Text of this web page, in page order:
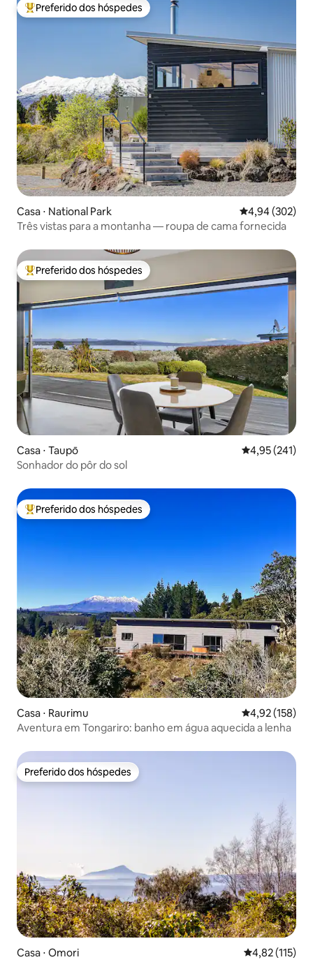
Entre os melhores preferidos dos hóspedes
Preferido dos hóspedes
Casa ⋅ National Park 4,94 de uma
4,94 (302)
Três vistas para a montanha — roupa de cama fornecida
Entre os melhores preferidos dos hóspedes
Preferido dos hóspedes
Casa ⋅ Taupō 4,95 de uma
4,95 (241)
Sonhador do pôr do sol
Entre os melhores preferidos dos hóspedes
Preferido dos hóspedes
Casa ⋅ Raurimu 4,92 de uma
4,92 (158)
Aventura em Tongariro: banho em água aquecida a lenha
Preferido dos hóspedes
Preferido dos hóspedes
Casa ⋅ Omori 4,82 de uma
4,82 (115)